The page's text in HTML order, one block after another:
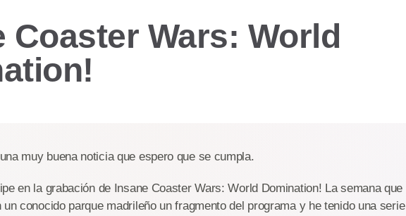
Coaster Wars: World
muy buena noticia que espero que se cumpla.
en la grabación de Insane Coaster Wars: World Domination! La semana que
conocido parque madrileño un fragmento del programa y he tenido una serie